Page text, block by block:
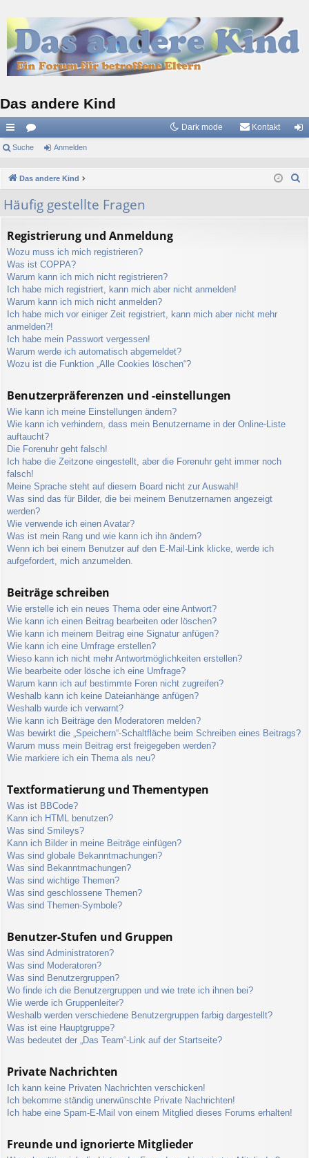
Das andere Kind
ch
llz
ug
riff
or
Dark mode Kontakt
el
Suche Anmelden
Das andere Kind
Häufig gestellte Fragen
Registrierung und Anmeldung
Wozu muss ich mich registrieren?
Was ist COPPA?
Warum kann ich mich nicht registrieren?
Ich habe mich registriert, kann mich aber nicht anmelden!
Warum kann ich mich nicht anmelden?
Ich habe mich vor einiger Zeit registriert, kann mich aber nicht mehr
anmelden?!
Ich habe mein Passwort vergessen!
Warum werde ich automatisch abgemeldet?
Wozu ist die Funktion „Alle Cookies löschen“?
Benutzerpräferenzen und -einstellungen
Wie kann ich meine Einstellungen ändern?
Wie kann ich verhindern, dass mein Benutzername in der Online-Liste
auftaucht?
Die Forenuhr geht falsch!
Ich habe die Zeitzone eingestellt, aber die Forenuhr geht immer noch
falsch!
Meine Sprache steht auf diesem Board nicht zur Auswahl!
Was sind das für Bilder, die bei meinem Benutzernamen angezeigt
werden?
Wie verwende ich einen Avatar?
Was ist mein Rang und wie kann ich ihn ändern?
Wenn ich bei einem Benutzer auf den E-Mail-Link klicke, werde ich
aufgefordert, mich anzumelden.
Beiträge schreiben
Wie erstelle ich ein neues Thema oder eine Antwort?
Wie kann ich einen Beitrag bearbeiten oder löschen?
Wie kann ich meinem Beitrag eine Signatur anfügen?
Wie kann ich eine Umfrage erstellen?
Wieso kann ich nicht mehr Antwortmöglichkeiten erstellen?
Wie bearbeite oder lösche ich eine Umfrage?
Warum kann ich auf bestimmte Foren nicht zugreifen?
Weshalb kann ich keine Dateianhänge anfügen?
Weshalb wurde ich verwarnt?
Wie kann ich Beiträge den Moderatoren melden?
Was bewirkt die „Speichern“-Schaltfläche beim Schreiben eines Beitrags?
Warum muss mein Beitrag erst freigegeben werden?
Wie markiere ich ein Thema als neu?
Textformatierung und Thementypen
Was ist BBCode?
Kann ich HTML benutzen?
Was sind Smileys?
Kann ich Bilder in meine Beiträge einfügen?
Was sind globale Bekanntmachungen?
Was sind Bekanntmachungen?
Was sind wichtige Themen?
Was sind geschlossene Themen?
Was sind Themen-Symbole?
Benutzer-Stufen und Gruppen
Was sind Administratoren?
Was sind Moderatoren?
Was sind Benutzergruppen?
Wo finde ich die Benutzergruppen und wie trete ich ihnen bei?
Wie werde ich Gruppenleiter?
Weshalb werden verschiedene Benutzergruppen farbig dargestellt?
Was ist eine Hauptgruppe?
Was bedeutet der „Das Team“-Link auf der Startseite?
Private Nachrichten
Ich kann keine Privaten Nachrichten verschicken!
Ich bekomme ständig unerwünschte Private Nachrichten!
Ich habe eine Spam-E-Mail von einem Mitglied dieses Forums erhalten!
Freunde und ignorierte Mitglieder